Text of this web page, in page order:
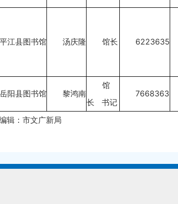
平江县图书馆 汤庆隆 馆长 6223635
岳阳县图书馆 黎鸿南
馆
长 书记
7668363
辑：市文广新局